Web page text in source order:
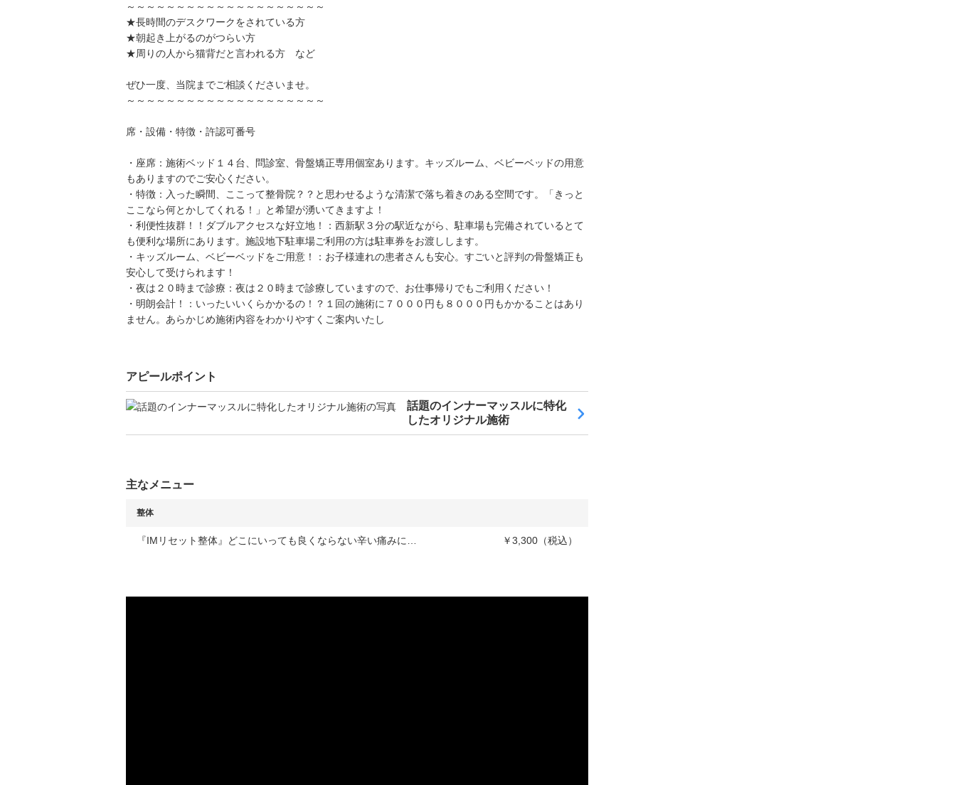
～～～～～～～～～～～～～～～～～～～～
★長時間のデスクワークをされている方
★朝起き上がるのがつらい方
★周りの人から猫背だと言われる方 など
ぜひ一度、当院までご相談くださいませ。
～～～～～～～～～～～～～～～～～～～～
席・設備・特徴・許認可番号
・座席：施術ベッド１４台、問診室、骨盤矯正専用個室あります。キッズルーム、ベビーベッドの用意
もありますのでご安心ください。
・特徴：入った瞬間、ここって整骨院？？と思わせるような清潔で落ち着きのある空間です。「きっと
ここなら何とかしてくれる！」と希望が湧いてきますよ！
・利便性抜群！！ダブルアクセスな好立地！：西新駅３分の駅近ながら、駐車場も完備されているとて
も便利な場所にあります。施設地下駐車場ご利用の方は駐車券をお渡しします。
・キッズルーム、ベビーベッドをご用意！：お子様連れの患者さんも安心。すごいと評判の骨盤矯正も
安心して受けられます！
・夜は２０時まで診療：夜は２０時まで診療していますので、お仕事帰りでもご利用ください！
・明朗会計！：いったいいくらかかるの！？１回の施術に７０００円も８０００円もかかることはあり
ません。あらかじめ施術内容をわかりやすくご案内いたし
アピールポイント
話題のインナーマッスルに特化
したオリジナル施術
主なメニュー
整体
『IMリセット整体』どこにいっても良くならない辛い痛みに… ￥3,300（税込）